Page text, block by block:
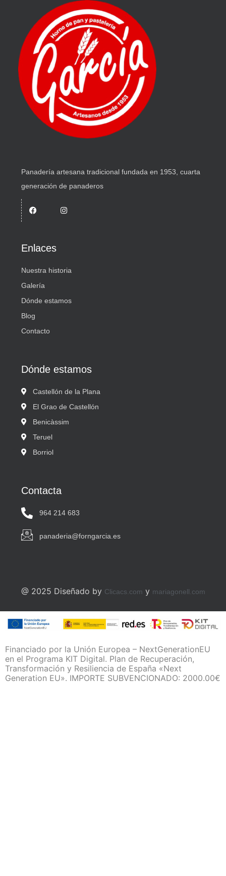
Panadería artesana tradicional fundada en 1953, cuarta
generación de panaderos
Enlaces
Nuestra historia
Galería
Dónde estamos
Blog
Contacto
Dónde estamos
Castellón de la Plana
El Grao de Castellón
Benicàssim
Teruel
Borriol
Contacta
964 214 683
panaderia@forngarcia.es
@ 2025 Diseñado by Clicacs.com y mariagonell.com
Financiado por la Unión Europea – NextGenerationEU
en el Programa KIT Digital. Plan de Recuperación,
Transformación y Resiliencia de España «Next
Generation EU». IMPORTE SUBVENCIONADO: 2000.00€